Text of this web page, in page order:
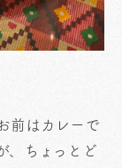
前はカレーで
、ちょっとど